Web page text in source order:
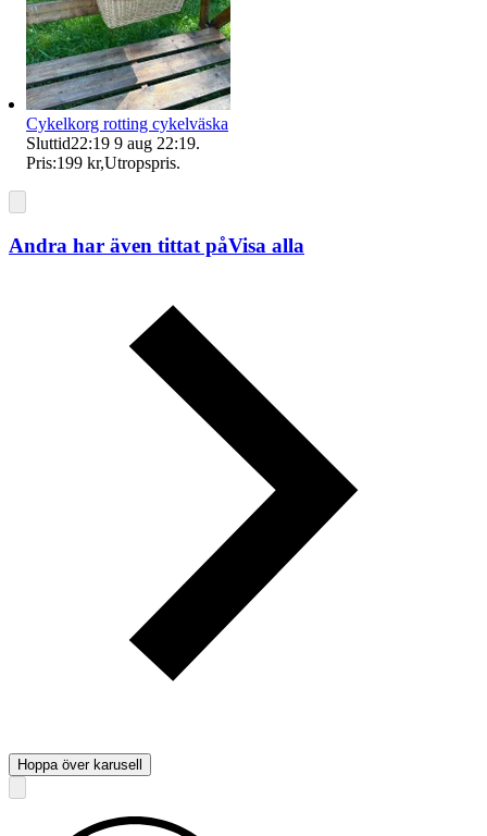
Cykelkorg rotting cykelväska
Sluttid22:19 9 aug 22:19.
Pris:199 kr,Utropspris.
Andra har även tittat påVisa alla
Hoppa över karusell